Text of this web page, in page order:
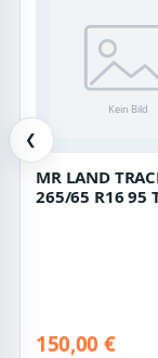
❮
MR LAND
265/65 R16 95
150,00 €